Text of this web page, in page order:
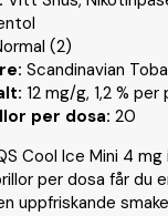
(2)
Scandinavian
12 mg/g, 1,2 % per
per dosa: 20
Cool Ice Mini 4
per dosa får du
uppfriskande